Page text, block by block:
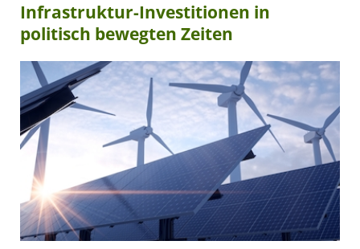
Infrastruktur-Investitionen in
politisch bewegten Zeiten